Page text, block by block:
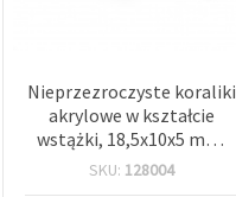
Nieprzezroczyste koraliki
akrylowe w kształcie
wstążki, 18,5x10x5 mm,
otwór 1 mm, białe - 20 g
SKU: 128004